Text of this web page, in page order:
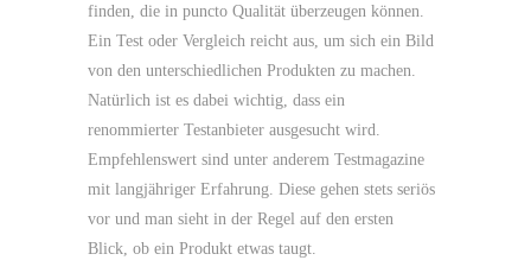
finden, die in puncto Qualität überzeugen können.
Ein Test oder Vergleich reicht aus, um sich ein Bild
von den unterschiedlichen Produkten zu machen.
Natürlich ist es dabei wichtig, dass ein
renommierter Testanbieter ausgesucht wird.
Empfehlenswert sind unter anderem Testmagazine
mit langjähriger Erfahrung. Diese gehen stets seriös
vor und man sieht in der Regel auf den ersten
Blick, ob ein Produkt etwas taugt.